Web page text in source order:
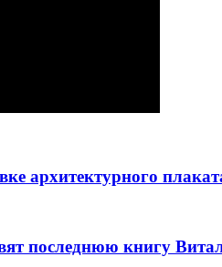
архитектурного
последнюю книгу